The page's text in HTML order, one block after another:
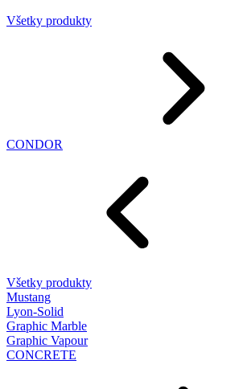
Všetky produkty
CONDOR
Všetky produkty
Mustang
Lyon-Solid
Graphic Marble
Graphic Vapour
CONCRETE